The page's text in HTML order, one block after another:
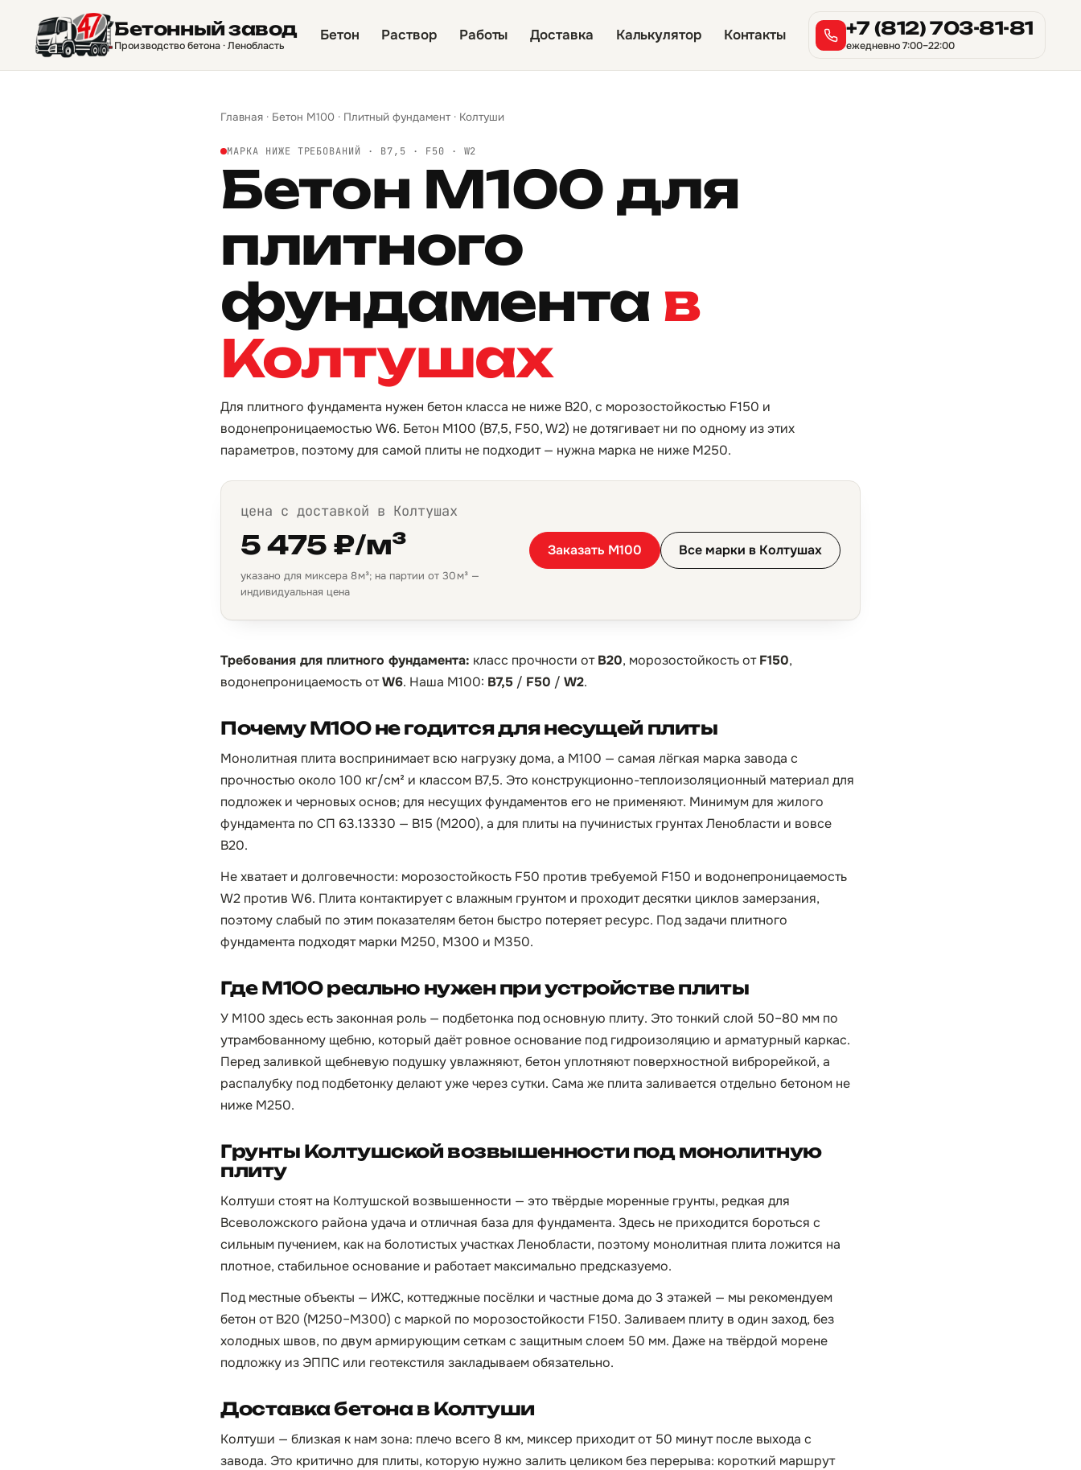
Бетонный завод
Производство бетона · Ленобласть
Бетон Раствор Работы Доставка Калькулятор Контакты +7 (812) 703-81-81
ежедневно 7:00–22:00
Главная · Бетон М100 · Плитный фундамент · Колтуши
МАРКА НИЖЕ ТРЕБОВАНИЙ · B7,5 · F50 · W2
Бетон М100 для
плитного
фундамента в
Колтушах
Для плитного фундамента нужен бетон класса не ниже B20, с морозостойкостью F150 и
водонепроницаемостью W6. Бетон М100 (B7,5, F50, W2) не дотягивает ни по одному из этих
параметров, поэтому для самой плиты не подходит — нужна марка не ниже М250.
цена с доставкой в Колтушах
5 475 ₽/м³
указано для миксера 8 м³; на партии от 30 м³ —
индивидуальная цена
Заказать М100 Все марки в Колтушах
Требования для плитного фундамента: класс прочности отB20, морозостойкость отF150,
водонепроницаемость отW6. Наша М100: B7,5 / F50 / W2.
Почему М100 не годится для несущей плиты
Монолитная плита воспринимает всю нагрузку дома, а М100 — самая лёгкая марка завода с
прочностью около 100 кг/см² и классом B7,5. Это конструкционно-теплоизоляционный материал для
подложек и черновых основ; для несущих фундаментов его не применяют. Минимум для жилого
фундамента по СП 63.13330 — B15 (М200), а для плиты на пучинистых грунтах Ленобласти и вовсе
B20.
Не хватает и долговечности: морозостойкость F50 против требуемой F150 и водонепроницаемость
W2 против W6. Плита контактирует с влажным грунтом и проходит десятки циклов замерзания,
поэтому слабый по этим показателям бетон быстро потеряет ресурс. Под задачи плитного
фундамента подходят марки М250, М300 и М350.
Где М100 реально нужен при устройстве плиты
У М100 здесь есть законная роль — подбетонка под основную плиту. Это тонкий слой 50–80 мм по
утрамбованному щебню, который даёт ровное основание под гидроизоляцию и арматурный каркас.
Перед заливкой щебневую подушку увлажняют, бетон уплотняют поверхностной виброрейкой, а
распалубку под подбетонку делают уже через сутки. Сама же плита заливается отдельно бетоном не
ниже М250.
Грунты Колтушской возвышенности под монолитную
плиту
Колтуши стоят на Колтушской возвышенности — это твёрдые моренные грунты, редкая для
Всеволожского района удача и отличная база для фундамента. Здесь не приходится бороться с
сильным пучением, как на болотистых участках Ленобласти, поэтому монолитная плита ложится на
плотное, стабильное основание и работает максимально предсказуемо.
Под местные объекты — ИЖС, коттеджные посёлки и частные дома до 3 этажей — мы рекомендуем
бетон от B20 (М250–М300) с маркой по морозостойкости F150. Заливаем плиту в один заход, без
холодных швов, по двум армирующим сеткам с защитным слоем 50 мм. Даже на твёрдой морене
подложку из ЭППС или геотекстиля закладываем обязательно.
Доставка бетона в Колтуши
Колтуши — близкая к нам зона: плечо всего 8 км, миксер приходит от 50 минут после выхода с
завода. Это критично для плиты, которую нужно залить целиком без перерыва: короткий маршрут